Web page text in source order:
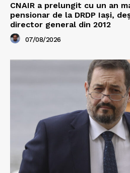
CNAIR a prelungit cu un an
pensionar de la DRDP Iași,
director general din 2012
07/08/2026